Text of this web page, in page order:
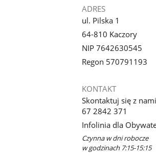
ADRES
ul. Pilska 1
64-810 Kaczory
NIP 7642630545
Regon 570791193
KONTAKT
Skontaktuj się z nami
67 2842 371
Infolinia dla
Czynna w dni robocze
w godzinach 7:15-15:15